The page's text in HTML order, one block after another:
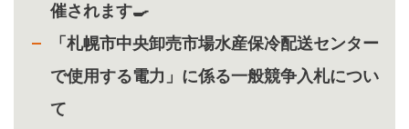
催されます🍳
「札幌市中央卸売市場水産保冷配送センター
で使用する電力」に係る一般競争入札につい
て